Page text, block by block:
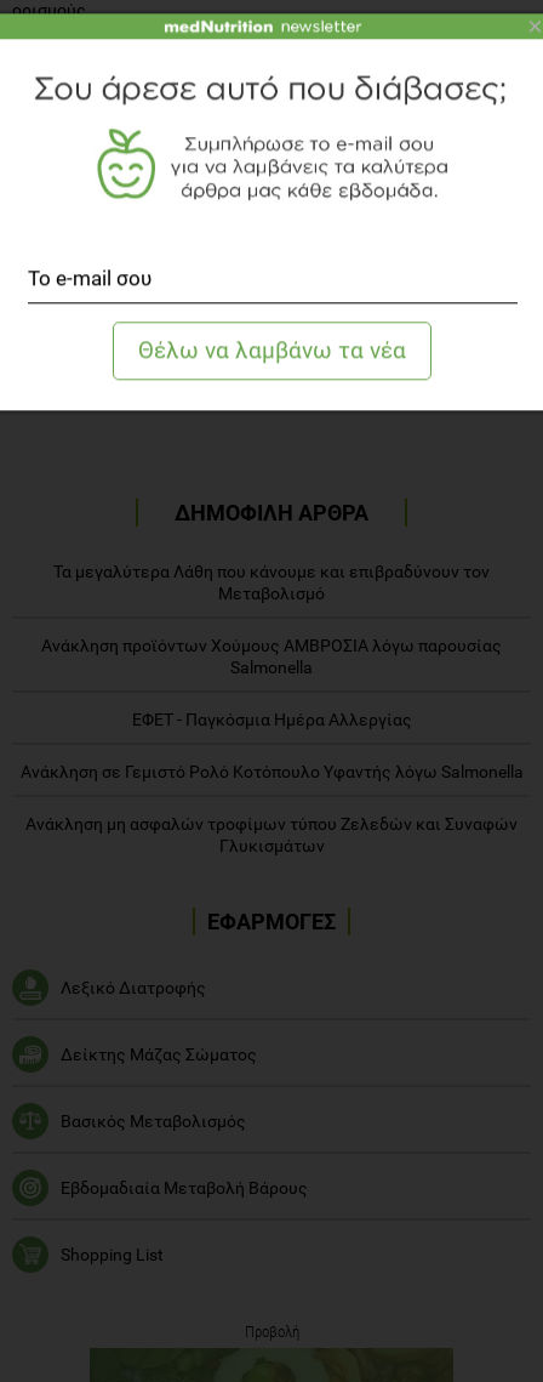
ορισμούς
Προβολή
ΔΗΜΟΦΙΛΗ ΑΡΘΡΑ
Τα μεγαλύτερα Λάθη που κάνουμε και επιβραδύνουν τον
Μεταβολισμό
Ανάκληση προϊόντων Χούμους ΑΜΒΡΟΣΙΑ λόγω παρουσίας
Salmonella
ΕΦΕΤ - Παγκόσμια Ημέρα Αλλεργίας
Ανάκληση σε Γεμιστό Ρολό Κοτόπουλο Υφαντής λόγω Salmonella
Ανάκληση μη ασφαλών τροφίμων τύπου Ζελεδών και Συναφών
Γλυκισμάτων
ΕΦΑΡΜΟΓΕΣ
Λεξικό Διατροφής
Δείκτης Μάζας Σώματος
Βασικός Μεταβολισμός
Εβδομαδιαία Μεταβολή Βάρους
Shopping List
Προβολή
×